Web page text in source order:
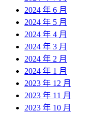
2024 年 6 月
2024 年 5 月
2024 年 4 月
2024 年 3 月
2024 年 2 月
2024 年 1 月
2023 年 12 月
2023 年 11 月
2023 年 10 月